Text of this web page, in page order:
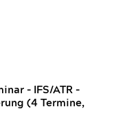
- IFS/ATR -
(4 Termine,